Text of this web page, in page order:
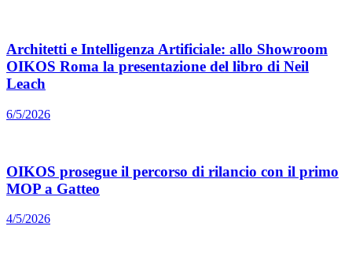
Architetti e Intelligenza Artificiale: allo Showroom
OIKOS Roma la presentazione del libro di Neil
Leach
6/5/2026
OIKOS prosegue il percorso di rilancio con il primo
MOP a Gatteo
4/5/2026